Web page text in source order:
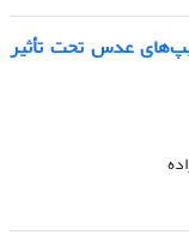
عدس تحت تأثیر